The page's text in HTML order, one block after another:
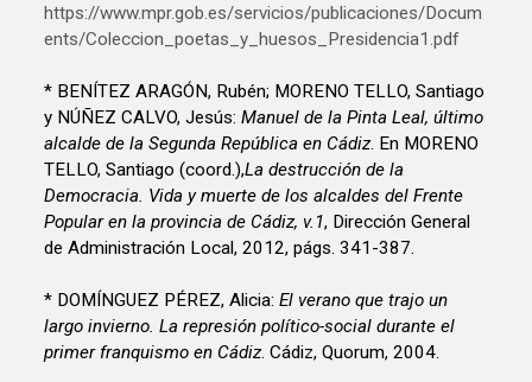
https://www.mpr.gob.es/servicios/publicaciones/Docum
ents/Coleccion_poetas_y_huesos_Presidencia1.pdf
* BENÍTEZ ARAGÓN, Rubén; MORENO TELLO, Santiago
y NÚÑEZ CALVO, Jesús:Manuel de la Pinta Leal, último
alcalde de la Segunda República en Cádiz. En MORENO
TELLO, Santiago (coord.),La destrucción de la
Democracia. Vida y muerte de los alcaldes del Frente
Popular en la provincia de Cádiz, v.1, Dirección General
de Administración Local, 2012, págs. 341-387.
* DOMÍNGUEZ PÉREZ, Alicia:El verano que trajo un
largo invierno. La represión político-social durante el
primer franquismo en Cádiz. Cádiz, Quorum, 2004.